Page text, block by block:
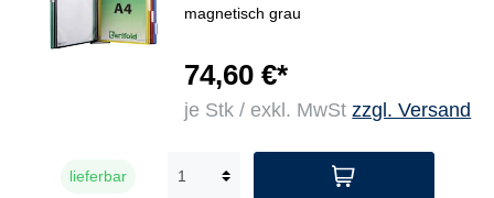
magnetisch grau
74,60 €*
je Stk / exkl. MwStzzgl. Versand
lieferbar